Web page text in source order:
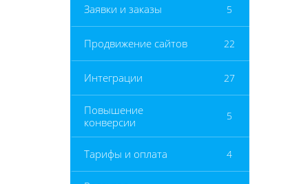
Заявки и заказы 5
Продвижение сайтов 22
Интеграции 27
Повышение
конверсии
5
Тарифы и оплата 4